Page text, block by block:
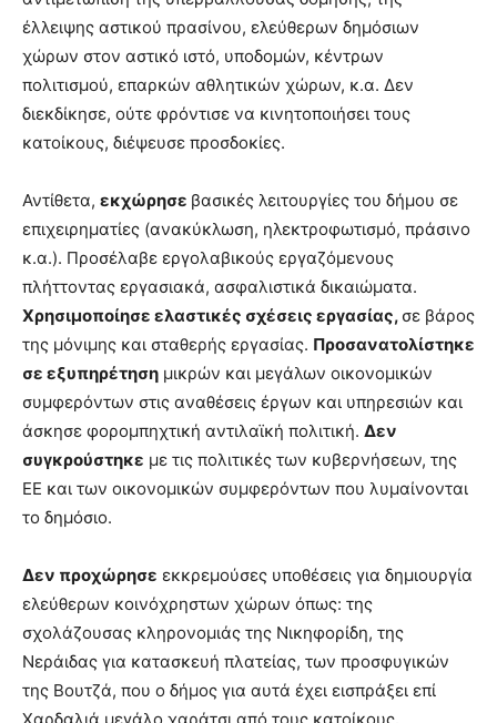
έλλειψης αστικού πρασίνου, ελεύθερων δημόσιων
χώρων στον αστικό ιστό, υποδομών, κέντρων
πολιτισμού, επαρκών αθλητικών χώρων, κ.α. Δεν
διεκδίκησε, ούτε φρόντισε να κινητοποιήσει τους
κατοίκους, διέψευσε προσδοκίες.
Αντίθετα, εκχώρησε βασικές λειτουργίες του δήμου σε
επιχειρηματίες (ανακύκλωση, ηλεκτροφωτισμό, πράσινο
κ.α.). Προσέλαβε εργολαβικούς εργαζόμενους
πλήττοντας εργασιακά, ασφαλιστικά δικαιώματα.
Χρησιμοποίησε ελαστικές σχέσεις εργασίας, σε βάρος
της μόνιμης και σταθερής εργασίας. Προσανατολίστηκε
σε εξυπηρέτηση μικρών και μεγάλων οικονομικών
συμφερόντων στις αναθέσεις έργων και υπηρεσιών και
άσκησε φορομπηχτική αντιλαϊκή πολιτική. Δεν
συγκρούστηκε με τις πολιτικές των κυβερνήσεων, της
ΕΕ και των οικονομικών συμφερόντων που λυμαίνονται
το δημόσιο.
Δεν προχώρησε εκκρεμούσες υποθέσεις για δημιουργία
ελεύθερων κοινόχρηστων χώρων όπως: της
σχολάζουσας κληρονομιάς της Νικηφορίδη, της
Νεράιδας για κατασκευή πλατείας, των προσφυγικών
της Βουτζά, που ο δήμος για αυτά έχει εισπράξει επί
Χαρδαλιά μεγάλο χαράτσι από τους κατοίκους.